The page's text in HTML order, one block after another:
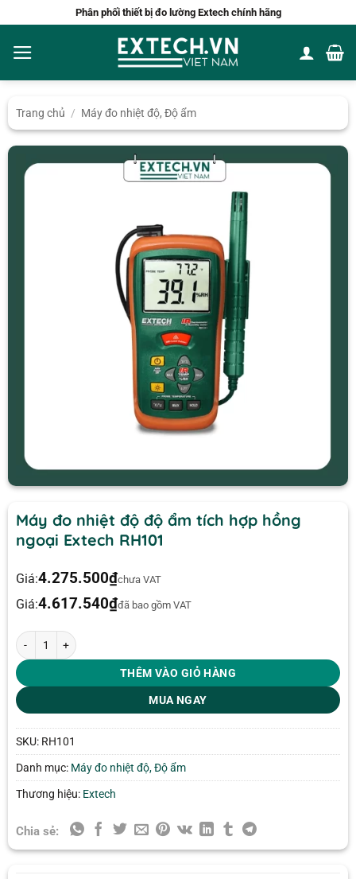
nội
dung
Phân phối thiết bị đo lường Extech chính hãng
Trang chủ / Máy đo nhiệt độ, Độ ẩm
Máy đo nhiệt độ độ ẩm tích hợp hồng
ngoại Extech RH101
Giá:4.275.500₫chưa VAT
Giá:4.617.540₫đã bao gồm VAT
Máy đo nhiệt độ độ ẩm tích hợp hồng ngoại Extech RH101 số lượng
THÊM VÀO GIỎ HÀNG
MUA NGAY
SKU: RH101
Danh mục: Máy đo nhiệt độ, Độ ẩm
Thương hiệu: Extech
Chia sẻ: